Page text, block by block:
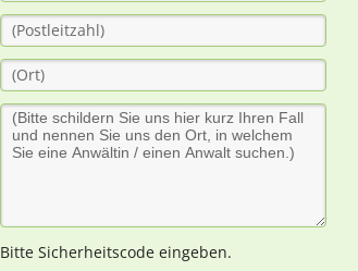
Bitte Sicherheitscode eingeben.